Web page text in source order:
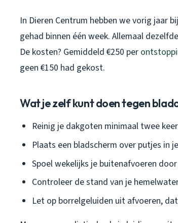
In Dieren Centrum hebben we vorig jaar
gehad binnen één week. Allemaal
De kosten? Gemiddeld €250 per
geen €150 had gekost.
Wat je zelf kunt doen tegen
Reinig je dakgoten minimaal twee
Plaats een bladscherm over putjes in
Spoel wekelijks je buitenafvoeren
Controleer de stand van je
Let op borrelgeluiden uit afvoeren,